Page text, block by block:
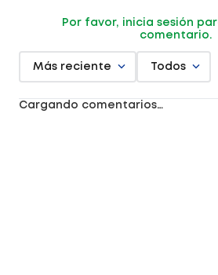
Por favor, inicia sesión
comentario.
Más reciente Todos
Cargando comentarios…